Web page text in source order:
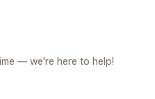
— we're here to help!